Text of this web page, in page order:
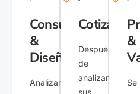
Consulta
Diseño
Cotización
Después